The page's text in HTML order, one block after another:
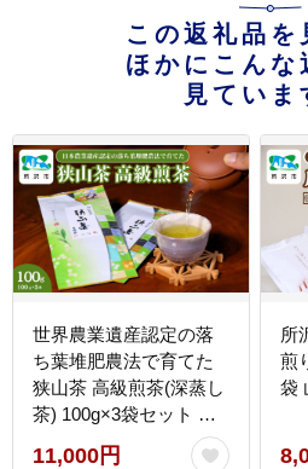
この返礼品を
ほかにこんな
見ていま
世界農業遺産認定の落
ち葉堆肥農法で育てた
狭山茶 高級煎茶(深蒸し
茶) 100g×3袋セット 平
11,000円
所
煎
袋